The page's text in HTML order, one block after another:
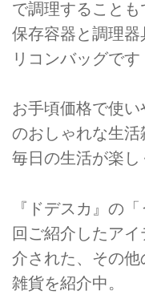
で調理することも
保存容器と調理
リコンバッグです
お手頃価格で使
のおしゃれな生活
毎日の生活が楽し
『ドデスカ』の
回ご紹介したア
介された、その
雑貨を紹介中。